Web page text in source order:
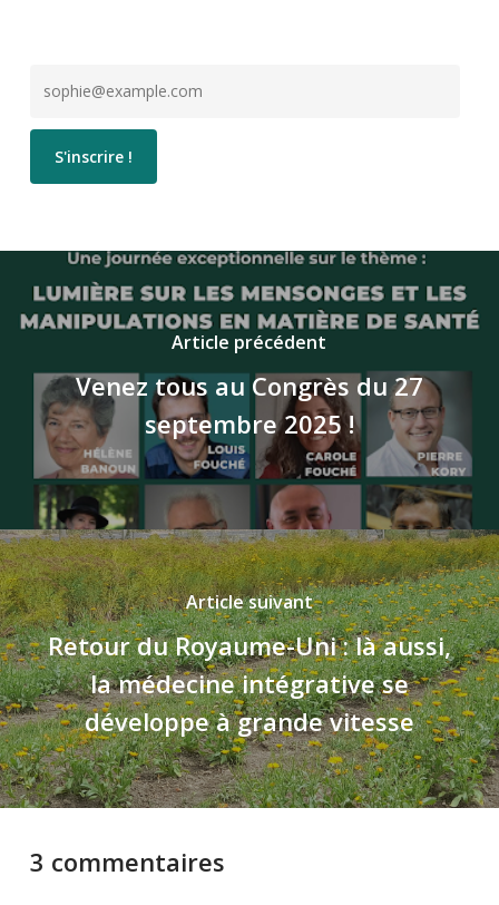
Article précédent
Venez tous au Congrès du 27
septembre 2025 !
Article suivant
Retour du Royaume-Uni : là aussi,
la médecine intégrative se
développe à grande vitesse
3 commentaires